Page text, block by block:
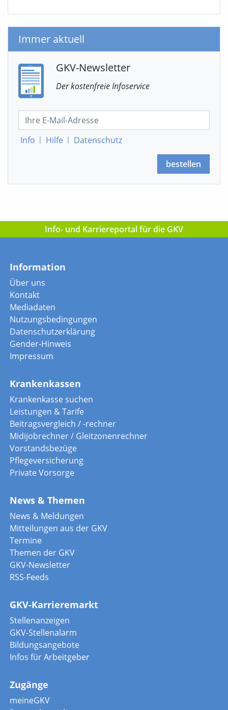
Immer aktuell
GKV-Newsletter
Der kostenfreie Infoservice
Info | Hilfe | Datenschutz
bestellen
Info- und Karriereportal für die GKV
Information
Über uns
Kontakt
Mediadaten
Nutzungsbedingungen
Datenschutzerklärung
Gender-Hinweis
Impressum
Krankenkassen
Krankenkasse suchen
Leistungen & Tarife
Beitragsvergleich / -rechner
Midijobrechner / Gleitzonenrechner
Vorstandsbezüge
Pflegeversicherung
Private Vorsorge
News & Themen
News & Meldungen
Mitteilungen aus der GKV
Termine
Themen der GKV
GKV-Newsletter
RSS-Feeds
GKV-Karrieremarkt
Stellenanzeigen
GKV-Stellenalarm
Bildungsangebote
Infos für Arbeitgeber
Zugänge
meineGKV